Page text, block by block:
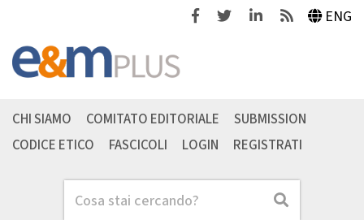
FacebookTwitterLinkedinFeeds ENG
Cerca Cerca
CHI SIAMO COMITATO EDITORIALE
SUBMISSION
CODICE ETICO
FASCICOLI LOGIN REGISTRATI